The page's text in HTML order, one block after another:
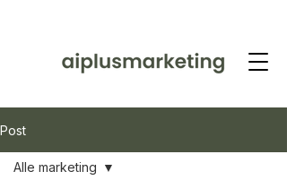
Post
Alle marketing